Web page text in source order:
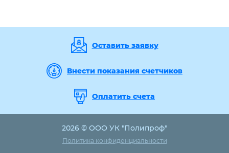
Оставить заявку
Внести показания счетчиков
Оплатить счета
2026 © ООО УК "Полипроф"
Политика конфиденциальности